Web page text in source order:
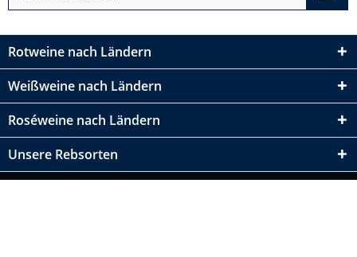
Rotweine nach Ländern
Weißweine nach Ländern
Roséweine nach Ländern
Unsere Rebsorten